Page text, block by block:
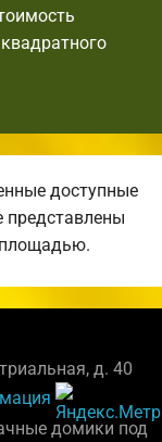
доступные
представлены
д. 40
домики под